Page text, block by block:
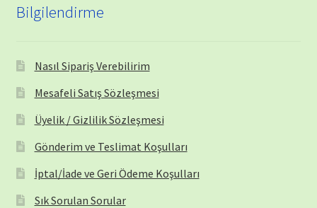
Bilgilendirme
Nasıl Sipariş Verebilirim
Mesafeli Satış Sözleşmesi
Üyelik / Gizlilik Sözleşmesi
Gönderim ve Teslimat Koşulları
İptal/İade ve Geri Ödeme Koşulları
Sık Sorulan Sorular